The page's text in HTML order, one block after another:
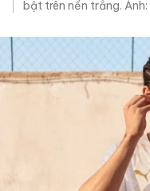
bật trên nền trắng. Ảnh: